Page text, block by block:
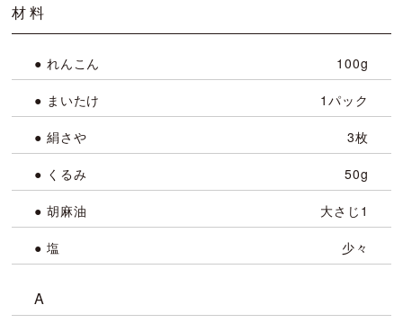
材料
● れんこん 100g
● まいたけ 1パック
● 絹さや 3枚
● くるみ 50g
● 胡麻油 大さじ1
● 塩 少々
A